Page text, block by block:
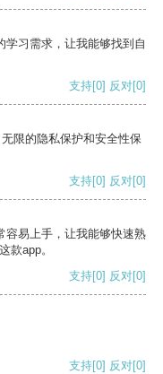
学习需求，让我能够找到自
支持[0] 反对[0]
限的隐私保护和安全性保
支持[0] 反对[0]
容易上手，让我能够快速熟
款app。
支持[0] 反对[0]
支持[0] 反对[0]